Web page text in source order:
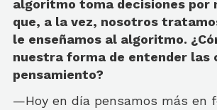
algoritmo toma decisiones por
que, a la vez, nosotros
le enseñamos al algoritmo.
nuestra forma de entender las
pensamiento?
—Hoy en día pensamos más en